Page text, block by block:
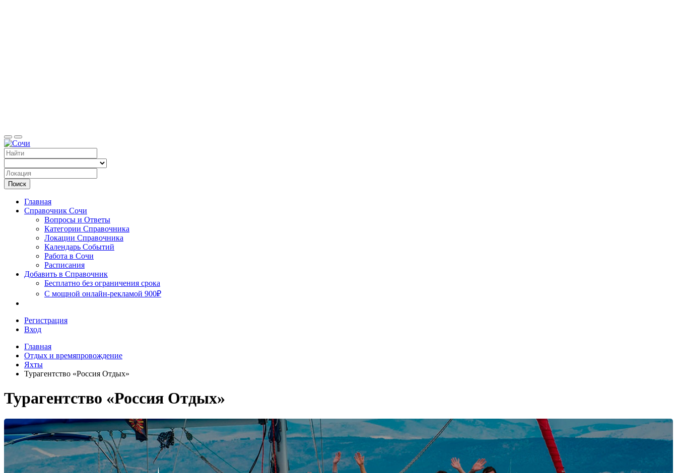
Сочи
Поиск
Главная
Справочник Сочи
Вопросы и Ответы
Категории Справочника
Локации Справочника
Календарь Событий
Работа в Сочи
Расписания
Добавить в Справочник
Бесплатно без ограничения срока
С мощной онлайн-рекламой 900₽
Регистрация
Вход
Главная
Отдых и времяпровождение
Яхты
Турагентство «Россия Отдых»
Турагентство «Россия Отдых»